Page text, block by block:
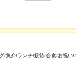
/魚介/ランチ/接待/会食/お祝い